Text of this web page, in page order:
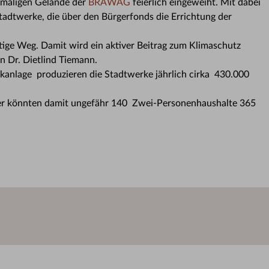
Gelände der BRAWAG feierlich eingeweiht. Mit dabei
die über den Bürgerfonds die Errichtung der
Weg. Damit wird ein aktiver Beitrag zum Klimaschutz
Dr. Dietlind Tiemann.
produzieren die Stadtwerke jährlich cirka 430.000
könnten damit ungefähr 140 Zwei-Personenhaushalte 365